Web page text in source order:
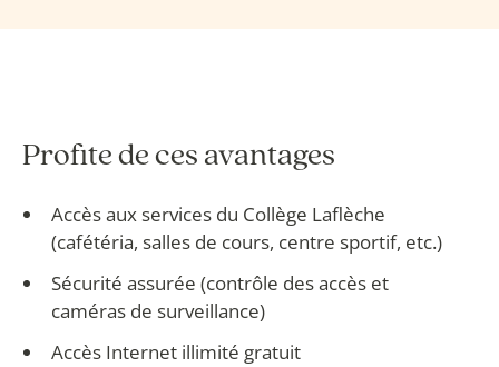
Profite de ces avantages
Accès aux services du Collège Laflèche
(cafétéria, salles de cours, centre sportif, etc.)
Sécurité assurée (contrôle des accès et
caméras de surveillance)
Accès Internet illimité gratuit